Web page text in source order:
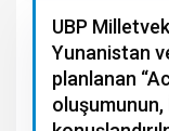
UBP
Yunanistan
planlanan
oluşumunun,